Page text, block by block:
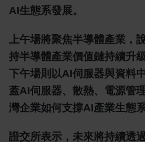
AI生態系發展。
上午場將聚焦半導體產業，
持半導體產業價值鏈持續升
下午場則以AI伺服器與資料
蓋AI伺服器、散熱、電源管
灣企業如何支撐AI產業生態
證交所表示，未來將持續透